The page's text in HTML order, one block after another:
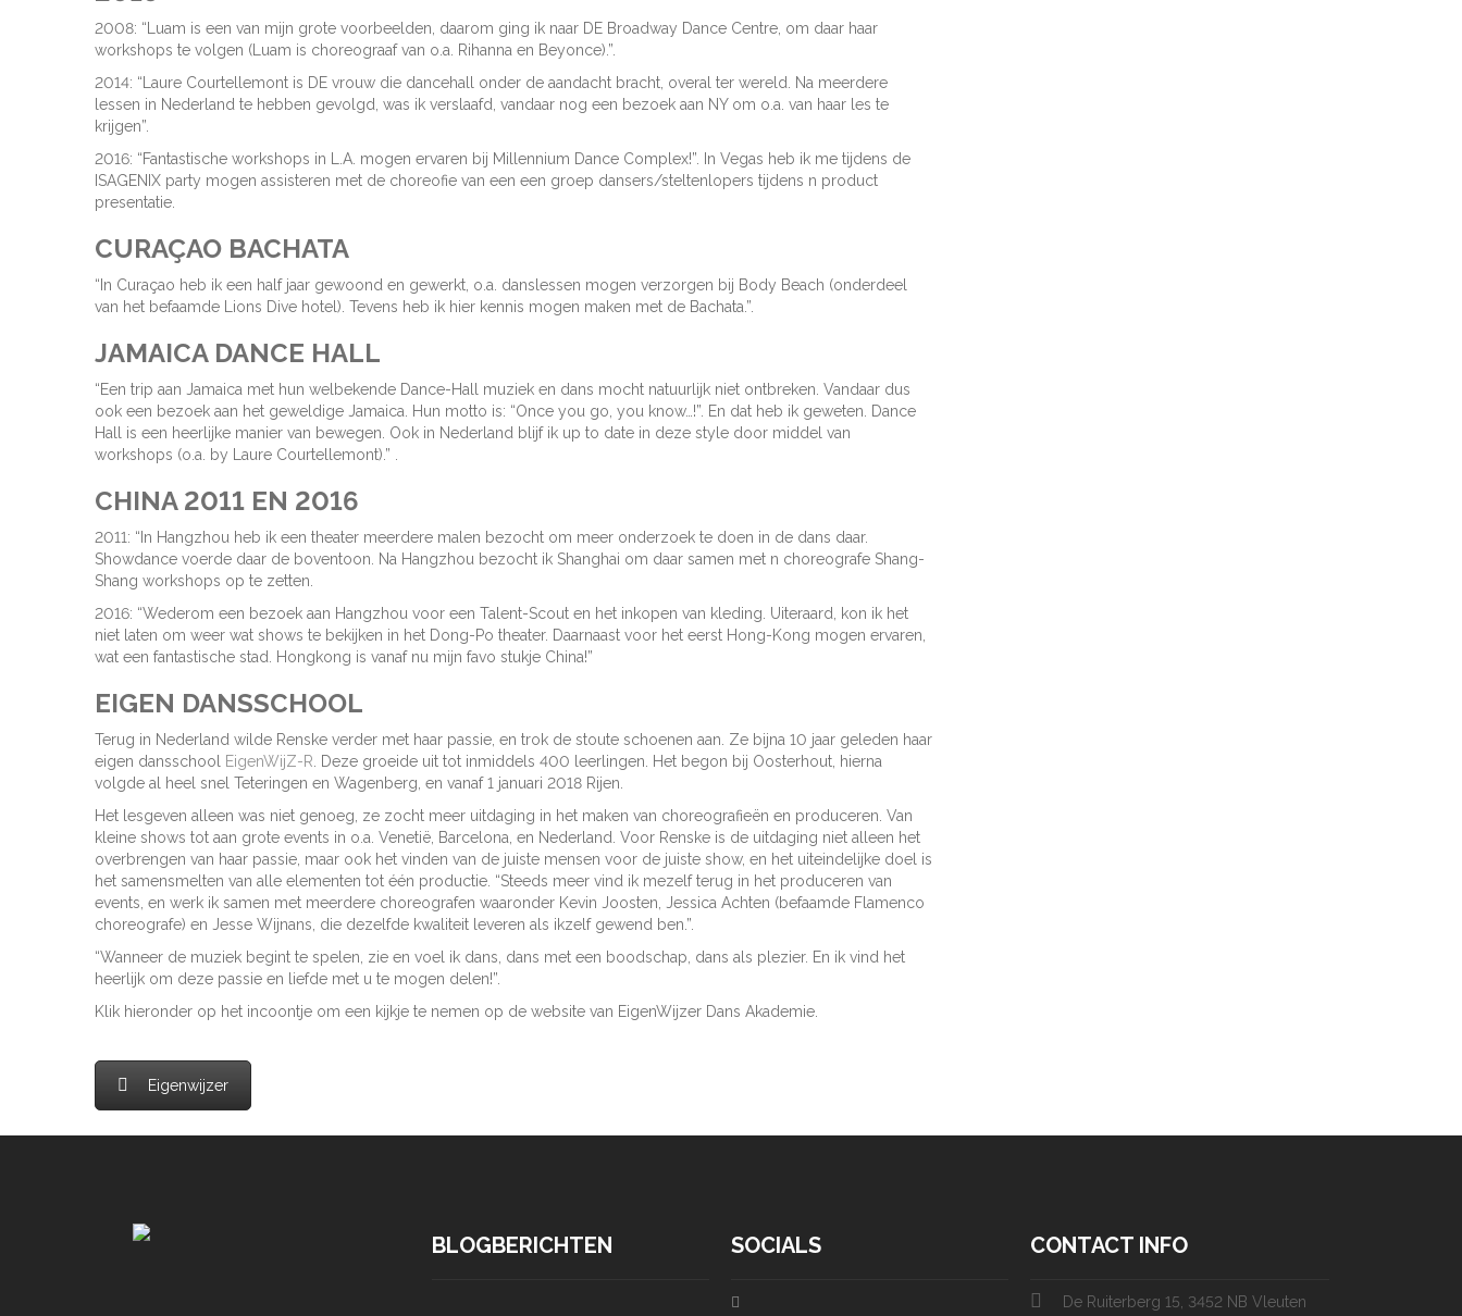
2008: “Luam is een van mijn grote voorbeelden, daarom ging ik naar DE Broadway Dance Centre, om daar haar
workshops te volgen (Luam is choreograaf van o.a. Rihanna en Beyonce).”.
2014: “Laure Courtellemont is DE vrouw die dancehall onder de aandacht bracht, overal ter wereld. Na meerdere
lessen in Nederland te hebben gevolgd, was ik verslaafd, vandaar nog een bezoek aan NY om o.a. van haar les te
krijgen”.
2016: “Fantastische workshops in L.A. mogen ervaren bij Millennium Dance Complex!”. In Vegas heb ik me tijdens de
ISAGENIX party mogen assisteren met de choreofie van een een groep dansers/steltenlopers tijdens n product
presentatie.
CURAÇAO BACHATA
“In Curaçao heb ik een half jaar gewoond en gewerkt, o.a. danslessen mogen verzorgen bij Body Beach (onderdeel
van het befaamde Lions Dive hotel). Tevens heb ik hier kennis mogen maken met de Bachata.”.
JAMAICA DANCE HALL
“Een trip aan Jamaica met hun welbekende Dance-Hall muziek en dans mocht natuurlijk niet ontbreken. Vandaar dus
ook een bezoek aan het geweldige Jamaica. Hun motto is: “Once you go, you know…!”. En dat heb ik geweten. Dance
Hall is een heerlijke manier van bewegen. Ook in Nederland blijf ik up to date in deze style door middel van
workshops (o.a. by Laure Courtellemont).” .
CHINA 2011 EN 2016
2011: “In Hangzhou heb ik een theater meerdere malen bezocht om meer onderzoek te doen in de dans daar.
Showdance voerde daar de boventoon. Na Hangzhou bezocht ik Shanghai om daar samen met n choreografe Shang-
Shang workshops op te zetten.
2016: “Wederom een bezoek aan Hangzhou voor een Talent-Scout en het inkopen van kleding. Uiteraard, kon ik het
niet laten om weer wat shows te bekijken in het Dong-Po theater. Daarnaast voor het eerst Hong-Kong mogen ervaren,
wat een fantastische stad. Hongkong is vanaf nu mijn favo stukje China!”
EIGEN DANSSCHOOL
Terug in Nederland wilde Renske verder met haar passie, en trok de stoute schoenen aan. Ze bijna 10 jaar geleden haar
eigen dansschool
EigenWijZ-R . Deze groeide uit tot inmiddels 400 leerlingen. Het begon bij Oosterhout, hierna
volgde al heel snel Teteringen en Wagenberg, en vanaf 1 januari 2018 Rijen.
Het lesgeven alleen was niet genoeg, ze zocht meer uitdaging in het maken van choreografieën en produceren. Van
kleine shows tot aan grote events in o.a. Venetië, Barcelona, en Nederland. Voor Renske is de uitdaging niet alleen het
overbrengen van haar passie, maar ook het vinden van de juiste mensen voor de juiste show, en het uiteindelijke doel is
het samensmelten van alle elementen tot één productie. “Steeds meer vind ik mezelf terug in het produceren van
events, en werk ik samen met meerdere choreografen waaronder Kevin Joosten, Jessica Achten (befaamde Flamenco
choreografe) en Jesse Wijnans, die dezelfde kwaliteit leveren als ikzelf gewend ben.”.
“Wanneer de muziek begint te spelen, zie en voel ik dans, dans met een boodschap, dans als plezier. En ik vind het
heerlijk om deze passie en liefde met u te mogen delen!”.
Klik hieronder op het incoontje om een kijkje te nemen op de website van EigenWijzer Dans Akademie.
Eigenwijzer
BLOGBERICHTEN SOCIALS CONTACT INFO
De Ruiterberg 15, 3452 NB Vleuten